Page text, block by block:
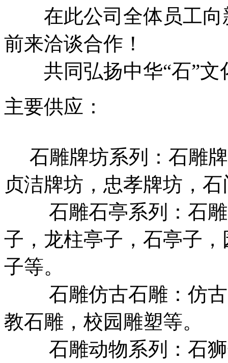
在此公司全体员工向
前来洽谈合作！
共同弘扬中华“石”文
主要供应：
石雕牌坊系列：石雕
贞洁牌坊，忠孝牌坊，
石雕石亭系列：石雕
子，龙柱亭子，石亭子
子等。
石雕仿古石雕：仿古
教石雕，校园雕塑等。
石雕动物系列：石狮